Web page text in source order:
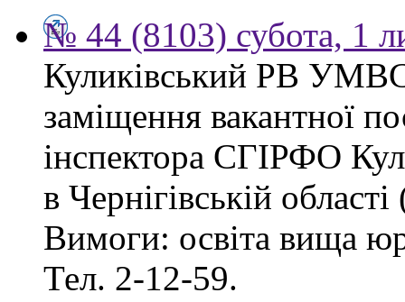
№ 44 (8103) субота, 1
Куликівський РВ
заміщення вакантної
інспектора СГІРФО
в Чернігівській
Вимоги: освіта вища
Тел. 2-12-59.